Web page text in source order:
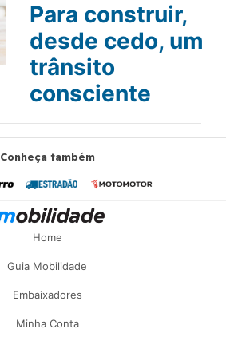
Para construir,
desde cedo, um
trânsito
consciente
Conheça também
Home
Guia Mobilidade
Embaixadores
Minha Conta